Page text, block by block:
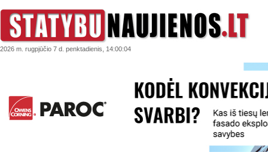
2026 m. rugpjūčio 7 d. penktadienis, 14:00:04